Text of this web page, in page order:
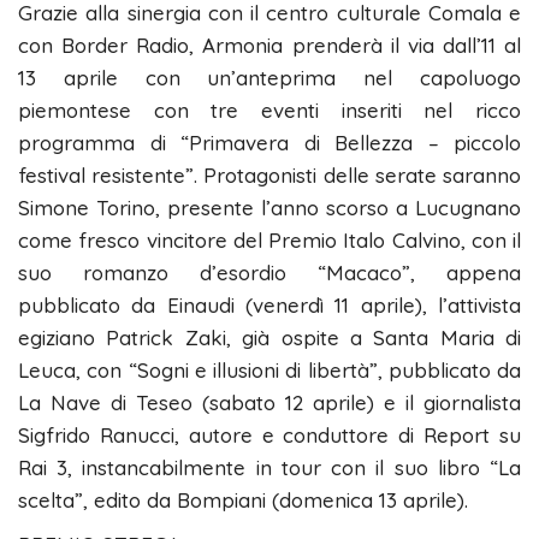
Grazie alla sinergia con il centro culturale Comala e
con Border Radio, Armonia prenderà il via dall’11 al
13 aprile con un’anteprima nel capoluogo
piemontese con tre eventi inseriti nel ricco
programma di “Primavera di Bellezza – piccolo
festival resistente”. Protagonisti delle serate saranno
Simone Torino, presente l’anno scorso a Lucugnano
come fresco vincitore del Premio Italo Calvino, con il
suo romanzo d’esordio “Macaco”, appena
pubblicato da Einaudi (venerdì 11 aprile), l’attivista
egiziano Patrick Zaki, già ospite a Santa Maria di
Leuca, con “Sogni e illusioni di libertà”, pubblicato da
La Nave di Teseo (sabato 12 aprile) e il giornalista
Sigfrido Ranucci, autore e conduttore di Report su
Rai 3, instancabilmente in tour con il suo libro “La
scelta”, edito da Bompiani (domenica 13 aprile).